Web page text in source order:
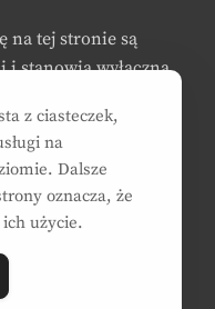
na tej stronie są
stanowią wyłączną
się kopiowania,
zdjęć bez zgody
z ciasteczek,
na
Dalsze
oznacza, że
ich użycie.